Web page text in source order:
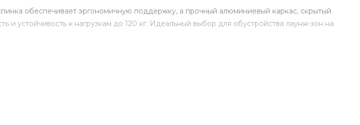
обеспечивает эргономичную поддержку, а прочный алюминиевый каркас, скрытый
и устойчивость к нагрузкам до 120 кг. Идеальный выбор для обустройства лаунж-зон на